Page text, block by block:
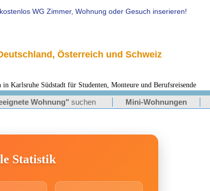
Österreich und Schweiz
Karlsruhe Südstadt für Studenten, Monteure und Berufsreisende
Wohnung" suchen Mini-Wohnungen
Statistik